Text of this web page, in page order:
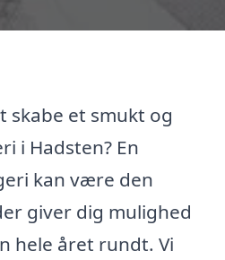
skabe et smukt og
i Hadsten? En
kan være den
giver dig mulighed
hele året rundt. Vi